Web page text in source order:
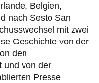
Belgien,
nach Sesto San
mit zwei
Geschichte von der
den
und von der
Presse